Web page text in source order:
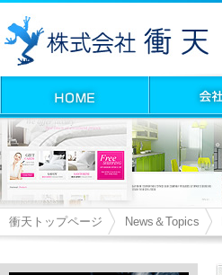
衝天トップページ News＆Topics